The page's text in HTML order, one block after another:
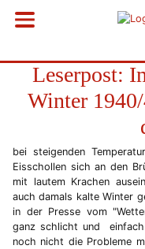
Menü öffnen
Vorheriges Bild
Sie befinden sich hier
Leserpost:
Winter
bei steigenden
Eisschollen sich an den
mit lautem Krachen
auch damals kalte Winter
in der Presse vom
ganz schlicht und
noch nicht die Probleme